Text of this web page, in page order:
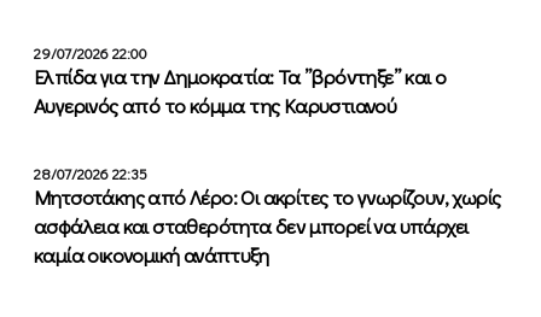
29/07/2026 22:00
Ελπίδα για την Δημοκρατία: Τα ”βρόντηξε” και ο
Αυγερινός από το κόμμα της Καρυστιανού
28/07/2026 22:35
Μητσοτάκης από Λέρο: Οι ακρίτες το γνωρίζουν, χωρίς
ασφάλεια και σταθερότητα δεν μπορεί να υπάρχει
καμία οικονομική ανάπτυξη